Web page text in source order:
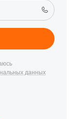
данных